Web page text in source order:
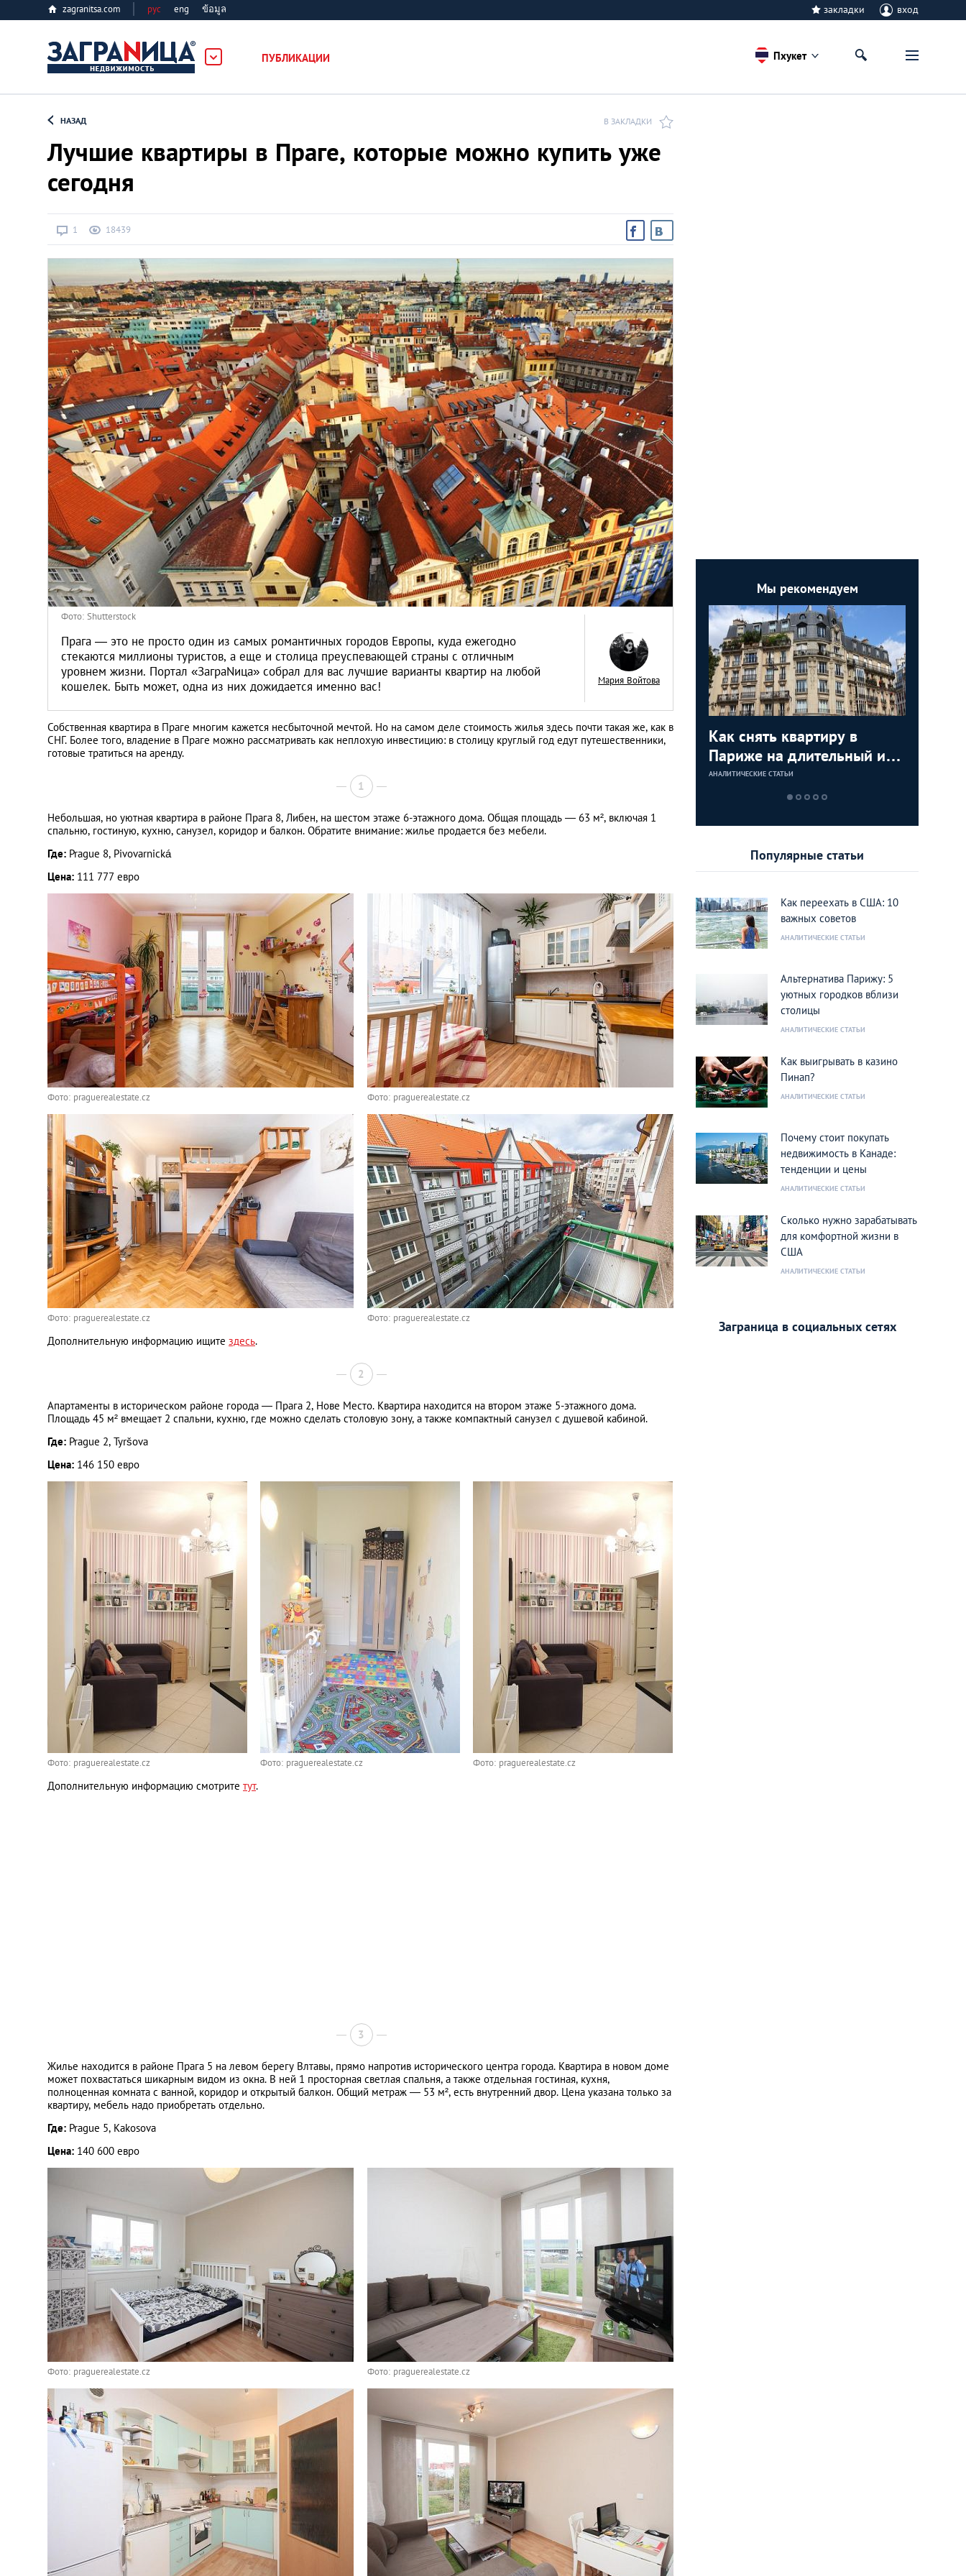
zagranitsa.com рус eng ข้อมูล закладки вход
ПУБЛИКАЦИИ
Все города
Астана
Афины
Киев
Лондон
Лос-Анджелес
Москва
Париж
Паттайя
Пхукет
Санкт-Петербург
Пхукет
НАЗАД В ЗАКЛАДКИ
Лучшие квартиры в Праге, которые можно купить уже
сегодня
1 18439
Фото: Shutterstock
Прага ― это не просто один из самых романтичных городов Европы, куда ежегодно
стекаются миллионы туристов, а еще и столица преуспевающей страны с отличным
уровнем жизни. Портал «ЗаграNица» собрал для вас лучшие варианты квартир на любой
кошелек. Быть может, одна из них дожидается именно вас!
Мария Войтова
Собственная квартира в Праге многим кажется несбыточной мечтой. Но на самом деле стоимость жилья здесь почти такая же, как в
СНГ. Более того, владение в Праге можно рассматривать как неплохую инвестицию: в столицу круглый год едут путешественники,
готовые тратиться на аренду.
1
Небольшая, но уютная квартира в районе Прага 8, Либен, на шестом этаже 6-этажного дома. Общая площадь ― 63 м², включая 1
спальню, гостиную, кухню, санузел, коридор и балкон. Обратите внимание: жилье продается без мебели.
Где: Prague 8, Pivovarnická
Цена: 111 777 евро
Фото: praguerealestate.cz Фото: praguerealestate.cz
Фото: praguerealestate.cz Фото: praguerealestate.cz
Дополнительную информацию ищите здесь.
2
Апартаменты в историческом районе города ― Прага 2, Нове Место. Квартира находится на втором этаже 5-этажного дома.
Площадь 45 м² вмещает 2 спальни, кухню, где можно сделать столовую зону, а также компактный санузел с душевой кабиной.
Где: Prague 2, Tyršova
Цена: 146 150 евро
Фото: praguerealestate.cz Фото: praguerealestate.cz Фото: praguerealestate.cz
Дополнительную информацию смотрите тут.
3
Жилье находится в районе Прага 5 на левом берегу Влтавы, прямо напротив исторического центра города. Квартира в новом доме
может похвастаться шикарным видом из окна. В ней 1 просторная светлая спальня, а также отдельная гостиная, кухня,
полноценная комната с ванной, коридор и открытый балкон. Общий метраж ― 53 м², есть внутренний двор. Цена указана только за
квартиру, мебель надо приобретать отдельно.
Где: Prague 5, Kakosova
Цена: 140 600 евро
Фото: praguerealestate.cz Фото: praguerealestate.cz
Мы рекомендуем
Как снять квартиру в
Париже на длительный или
короткий срок
АНАЛИТИЧЕСКИЕ СТАТЬИ
«Тихая гавань» для
компании Knight Frank
Популярные статьи
Как переехать в США: 10
важных советов
АНАЛИТИЧЕСКИЕ СТАТЬИ
Альтернатива Парижу: 5
уютных городков вблизи
столицы
АНАЛИТИЧЕСКИЕ СТАТЬИ
Как выигрывать в казино
Пинап?
АНАЛИТИЧЕСКИЕ СТАТЬИ
Почему стоит покупать
недвижимость в Канаде:
тенденции и цены
АНАЛИТИЧЕСКИЕ СТАТЬИ
Сколько нужно зарабатывать
для комфортной жизни в
США
АНАЛИТИЧЕСКИЕ СТАТЬИ
Заграница в социальных сетях